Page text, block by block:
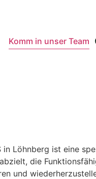
Komm in unser Team
in Löhnberg ist eine
die
und